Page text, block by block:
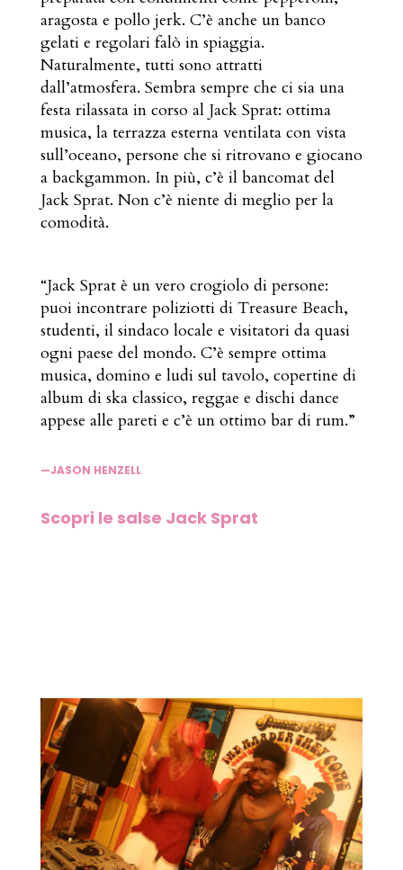
aragosta e pollo jerk. C’è anche un banco
gelati e regolari falò in spiaggia.
Naturalmente, tutti sono attratti
dall’atmosfera. Sembra sempre che ci sia una
festa rilassata in corso al Jack Sprat: ottima
musica, la terrazza esterna ventilata con vista
sull’oceano, persone che si ritrovano e giocano
a backgammon. In più, c’è il bancomat del
Jack Sprat. Non c’è niente di meglio per la
comodità.
“Jack Sprat è un vero crogiolo di persone:
puoi incontrare poliziotti di Treasure Beach,
studenti, il sindaco locale e visitatori da quasi
ogni paese del mondo. C’è sempre ottima
musica, domino e ludi sul tavolo, copertine di
album di ska classico, reggae e dischi dance
appese alle pareti e c’è un ottimo bar di rum.”
—JASON HENZELL
Scopri le salse Jack Sprat